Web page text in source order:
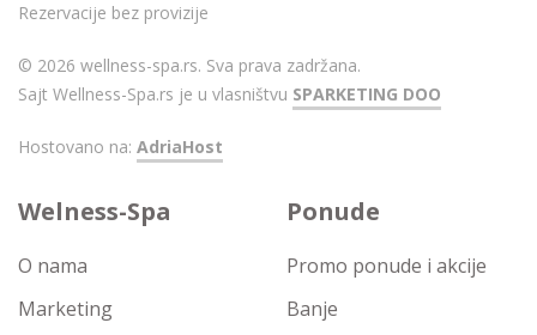
Rezervacije bez provizije
© 2026 wellness-spa.rs. Sva prava zadržana.
Sajt Wellness-Spa.rs je u vlasništvu SPARKETING DOO
Hostovano na: AdriaHost
Welness-Spa
O nama
Marketing
Ponude
Promo ponude i akcije
Banje